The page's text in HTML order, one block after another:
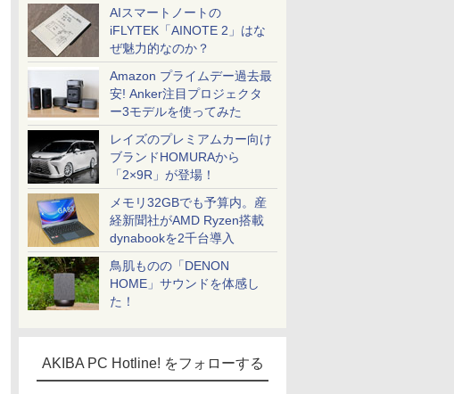
AIスマートノートの
iFLYTEK「AINOTE 2」はな
ぜ魅力的なのか？
Amazon プライムデー過去最
安! Anker注目プロジェクタ
ー3モデルを使ってみた
レイズのプレミアムカー向け
ブランドHOMURAから
「2×9R」が登場！
メモリ32GBでも予算内。産
経新聞社がAMD Ryzen搭載
dynabookを2千台導入
鳥肌ものの「DENON
HOME」サウンドを体感し
た！
AKIBA PC Hotline! をフォローする